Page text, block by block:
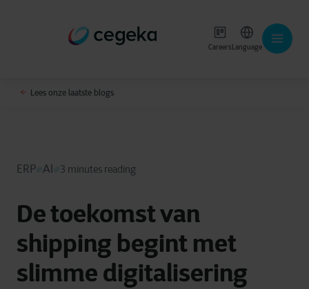
CareersLanguage
Lees onze laatste blogs
ERP AI 3 minutes reading
De toekomst van
shipping begint met
slimme digitalisering